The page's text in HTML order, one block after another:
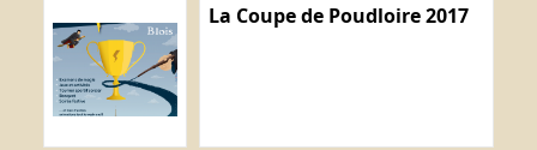
La Coupe de Poudloire 2017